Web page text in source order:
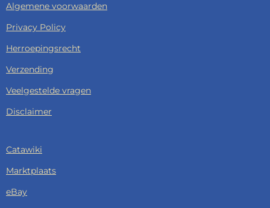
Algemene voorwaarden
Privacy Policy
Herroepingsrecht
Verzending
Veelgestelde vragen
Disclaimer
Catawiki
Marktplaats
eBay